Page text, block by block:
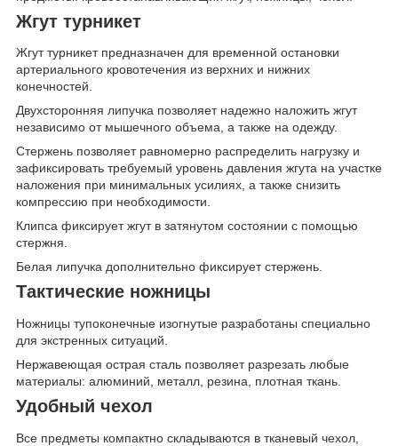
Жгут турникет
Жгут турникет предназначен для временной остановки
артериального кровотечения из верхних и нижних
конечностей.
Двухсторонняя липучка позволяет надежно наложить жгут
независимо от мышечного объема, а также на одежду.
Стержень позволяет равномерно распределить нагрузку и
зафиксировать требуемый уровень давления жгута на участке
наложения при минимальных усилиях, а также снизить
компрессию при необходимости.
Клипса фиксирует жгут в затянутом состоянии с помощью
стержня.
Белая липучка дополнительно фиксирует стержень.
Тактические ножницы
Ножницы тупоконечные изогнутые разработаны специально
для экстренных ситуаций.
Нержавеющая острая сталь позволяет разрезать любые
материалы: алюминий, металл, резина, плотная ткань.
Удобный чехол
Все предметы компактно складываются в тканевый чехол,